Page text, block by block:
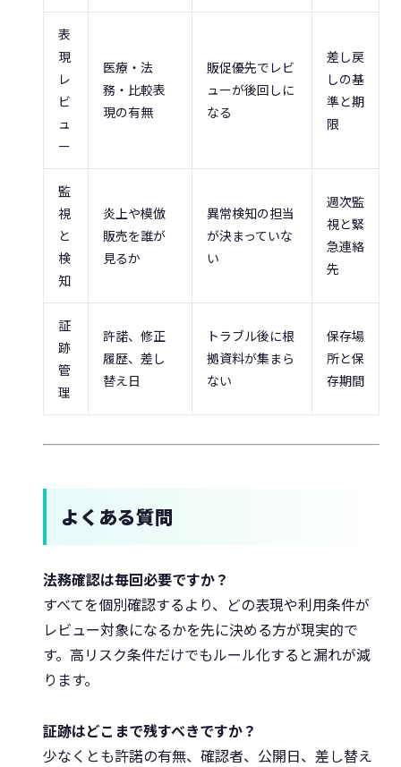
表
現
レ
ビ
ュ
ー
医療・法
務・比較表
現の有無
販促優先でレビ
ューが後回しに
なる
差し戻
しの基
準と期
限
監
視
と
検
知
炎上や模倣
販売を誰が
見るか
異常検知の担当
が決まっていな
い
週次監
視と緊
急連絡
先
証
跡
管
理
許諾、修正
履歴、差し
替え日
トラブル後に根
拠資料が集まら
ない
保存場
所と保
存期間
よくある質問
法務確認は毎回必要ですか？
すべてを個別確認するより、どの表現や利用条件が
レビュー対象になるかを先に決める方が現実的で
す。高リスク条件だけでもルール化すると漏れが減
ります。
証跡はどこまで残すべきですか？
少なくとも許諾の有無、確認者、公開日、差し替え